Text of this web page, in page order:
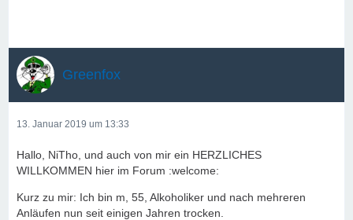
Greenfox
13. Januar 2019 um 13:33
Hallo, NiTho, und auch von mir ein HERZLICHES
WILLKOMMEN hier im Forum :welcome:
Kurz zu mir: Ich bin m, 55, Alkoholiker und nach mehreren
Anläufen nun seit einigen Jahren trocken.